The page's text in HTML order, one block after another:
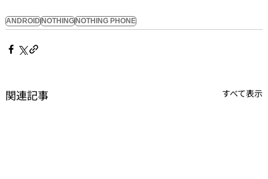
ANDROIDNOTHINGNOTHING PHONE
関連記事 すべて表示